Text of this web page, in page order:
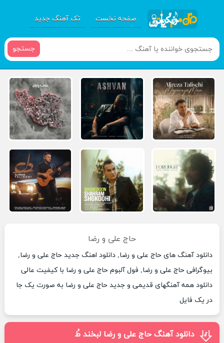
صفحه نخست تک آهنگ جدید
جستجو
حاج علی و رضا
دانلود آهنگ های حاج علی و رضا, دانلود اهنگ جدید حاج علی و رضا,
بیوگرافی حاج علی و رضا, فول آلبوم حاج علی و رضا با کیفیت عالی
دانلود همه آهنگهای قدیمی و جدید حاج علی و رضا به صورت یک جا
در یک فایل
دانلود آهنگ حاج علی و رضا لبخند طُ